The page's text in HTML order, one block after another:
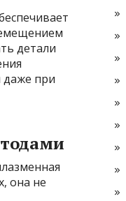
детали
даже при
она не